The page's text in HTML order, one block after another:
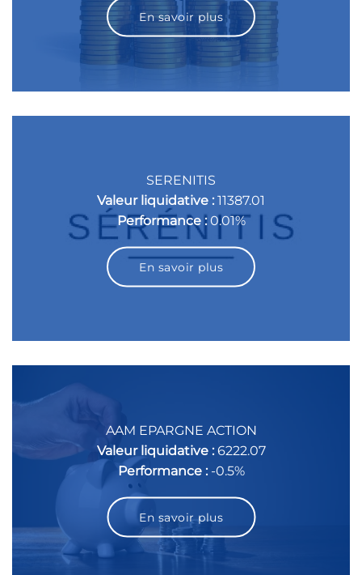
En savoir plus
SERENITIS
Valeur liquidative : 11387.01
Performance : 0.01%
En savoir plus
AAM EPARGNE ACTION
Valeur liquidative : 6222.07
Performance : -0.5%
En savoir plus